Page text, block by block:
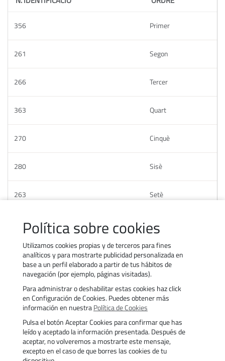
Política sobre cookies
Utilizamos cookies propias y de terceros para fines
analíticos y para mostrarte publicidad personalizada en
base a un perfil elaborado a partir de tus hábitos de
navegación (por ejemplo, páginas visitadas).
Para administrar o deshabilitar estas cookies haz click
en Configuración de Cookies. Puedes obtener más
información en nuestraPolítica de Cookies
Pulsa el botón Aceptar Cookies para confirmar que has
leído y aceptado la información presentada. Después de
aceptar, no volveremos a mostrarte este mensaje,
excepto en el caso de que borres las cookies de tu
356 Primer
261 Segon
266 Tercer
363 Quart
270 Cinquè
280 Sisè
263 Setè
321 Vuitè
Contacta’ns
Política d’ús de galetes
Política de privacitat
Accessibilitat
Treballa amb nosaltres
Transparència
Avís legal
Trámites